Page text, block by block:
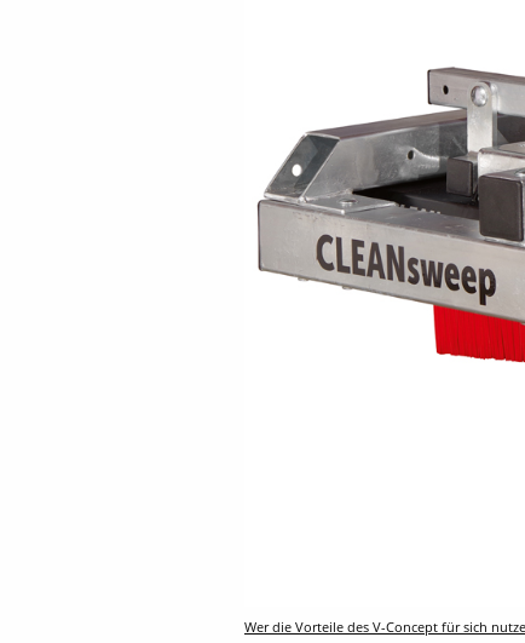
Wer die Vorteile des V-Concept für sich